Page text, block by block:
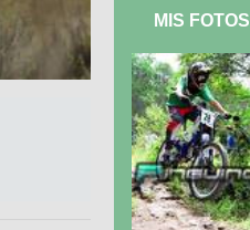
MIS FOTOS